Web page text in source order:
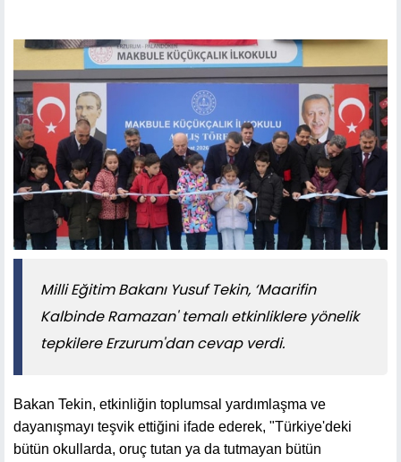
Milli Eğitim Bakanı Yusuf Tekin, ‘Maarifin
Kalbinde Ramazan' temalı etkinliklere yönelik
tepkilere Erzurum'dan cevap verdi.
Bakan Tekin, etkinliğin toplumsal yardımlaşma ve
dayanışmayı teşvik ettiğini ifade ederek, "Türkiye'deki
bütün okullarda, oruç tutan ya da tutmayan bütün